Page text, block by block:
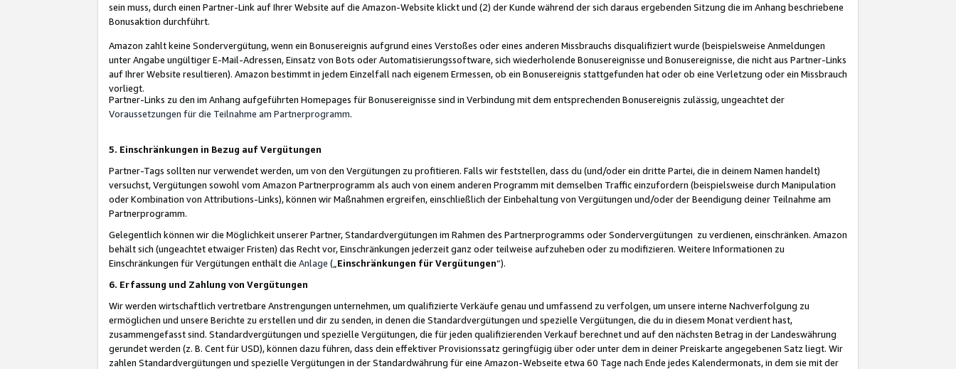
sein muss, durch einen Partner-Link auf Ihrer Website auf die Amazon-Website klickt und (2) der Kunde während der sich daraus ergebenden Sitzung die im Anhang beschriebene
Bonusaktion durchführt.
Amazon zahlt keine Sondervergütung, wenn ein Bonusereignis aufgrund eines Verstoßes oder eines anderen Missbrauchs disqualifiziert wurde (beispielsweise Anmeldungen
unter Angabe ungültiger E-Mail-Adressen, Einsatz von Bots oder Automatisierungssoftware, sich wiederholende Bonusereignisse und Bonusereignisse, die nicht aus Partner-Links
auf Ihrer Website resultieren). Amazon bestimmt in jedem Einzelfall nach eigenem Ermessen, ob ein Bonusereignis stattgefunden hat oder ob eine Verletzung oder ein Missbrauch
vorliegt.
Partner-Links zu den im Anhang aufgeführten Homepages für Bonusereignisse sind in Verbindung mit dem entsprechenden Bonusereignis zulässig, ungeachtet der
Voraussetzungen für die Teilnahme am Partnerprogramm.
5. Einschränkungen in Bezug auf Vergütungen
Partner-Tags sollten nur verwendet werden, um von den Vergütungen zu profitieren. Falls wir feststellen, dass du (und/oder ein dritte Partei, die in deinem Namen handelt)
versuchst, Vergütungen sowohl vom Amazon Partnerprogramm als auch von einem anderen Programm mit demselben Traffic einzufordern (beispielsweise durch Manipulation
oder Kombination von Attributions-Links), können wir Maßnahmen ergreifen, einschließlich der Einbehaltung von Vergütungen und/oder der Beendigung deiner Teilnahme am
Partnerprogramm.
Gelegentlich können wir die Möglichkeit unserer Partner, Standardvergütungen im Rahmen des Partnerprogramms oder Sondervergütungen zu verdienen, einschränken. Amazon
behält sich (ungeachtet etwaiger Fristen) das Recht vor, Einschränkungen jederzeit ganz oder teilweise aufzuheben oder zu modifizieren. Weitere Informationen zu
Einschränkungen für Vergütungen enthält die Anlage („ Einschränkungen für Vergütungen“).
6. Erfassung und Zahlung von Vergütungen
Wir werden wirtschaftlich vertretbare Anstrengungen unternehmen, um qualifizierte Verkäufe genau und umfassend zu verfolgen, um unsere interne Nachverfolgung zu
ermöglichen und unsere Berichte zu erstellen und dir zu senden, in denen die Standardvergütungen und spezielle Vergütungen, die du in diesem Monat verdient hast,
zusammengefasst sind. Standardvergütungen und spezielle Vergütungen, die für jeden qualifizierenden Verkauf berechnet und auf den nächsten Betrag in der Landeswährung
gerundet werden (z. B. Cent für USD), können dazu führen, dass dein effektiver Provisionssatz geringfügig über oder unter dem in deiner Preiskarte angegebenen Satz liegt. Wir
zahlen Standardvergütungen und spezielle Vergütungen in der Standardwährung für eine Amazon-Webseite etwa 60 Tage nach Ende jedes Kalendermonats, in dem sie mit der